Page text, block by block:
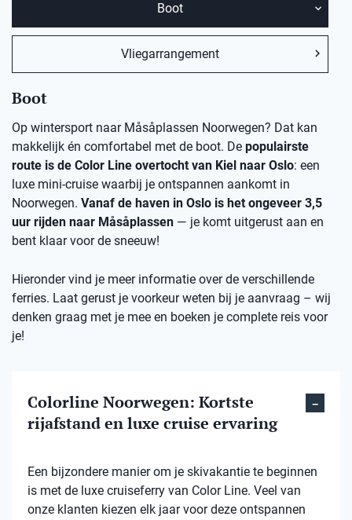
Boot
Vliegarrangement
Boot
Op wintersport naar Måsåplassen Noorwegen? Dat kan
makkelijk én comfortabel met de boot. De populairste
route is de Color Line overtocht van Kiel naar Oslo: een
luxe mini-cruise waarbij je ontspannen aankomt in
Noorwegen. Vanaf de haven in Oslo is het ongeveer 3,5
uur rijden naar Måsåplassen — je komt uitgerust aan en
bent klaar voor de sneeuw!
Hieronder vind je meer informatie over de verschillende
ferries. Laat gerust je voorkeur weten bij je aanvraag – wij
denken graag met je mee en boeken je complete reis voor
je!
Colorline Noorwegen: Kortste
rijafstand en luxe cruise ervaring
Een bijzondere manier om je skivakantie te beginnen
is met de luxe cruiseferry van Color Line. Veel van
onze klanten kiezen elk jaar voor deze ontspannen